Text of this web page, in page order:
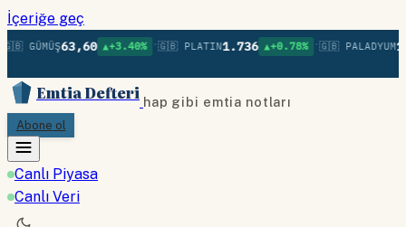
İçeriğe geç
GÜMÜŞ63,60 ▲+3.40% • 🇬🇧 PLATIN1.736 ▲+0.78% • 🇬🇧 PALADYUM
Emtia Defteri hap gibi emtia notları
Abone ol
Canlı Piyasa
Canlı Veri